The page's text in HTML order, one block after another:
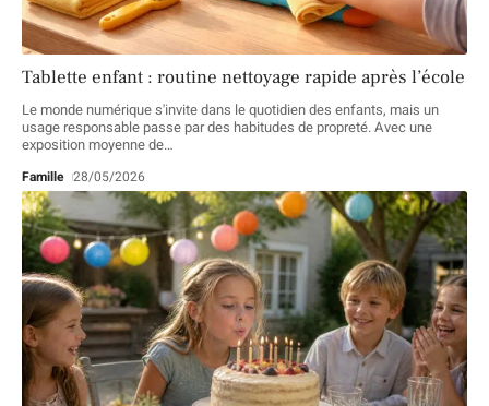
Tablette enfant : routine nettoyage rapide après l’école
Le monde numérique s'invite dans le quotidien des enfants, mais un
usage responsable passe par des habitudes de propreté. Avec une
exposition moyenne de…
Famille 28/05/2026